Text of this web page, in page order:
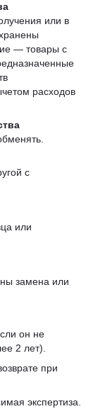
или в
— товары с
расходов
с
или
замена или
он не
2 лет).
при
экспертиза.